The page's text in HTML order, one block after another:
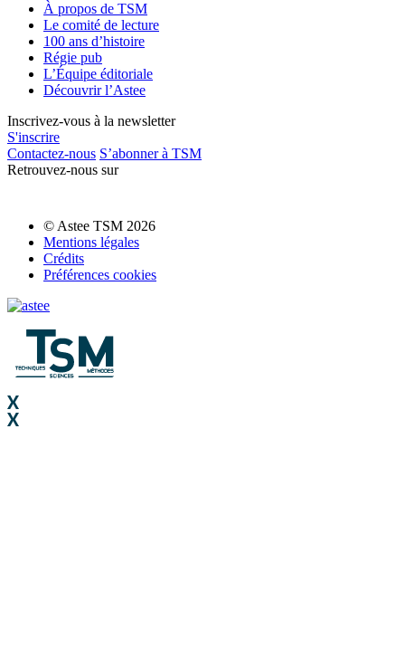
À propos de TSM
Le comité de lecture
100 ans d’histoire
Régie pub
L’Équipe éditoriale
Découvrir l’Astee
Inscrivez-vous à la newsletter
S'inscrire
Contactez-nous S’abonner à TSM
Retrouvez-nous sur
© Astee TSM 2026
Mentions légales
Crédits
Préférences cookies